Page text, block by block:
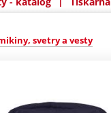
svetry a vesty